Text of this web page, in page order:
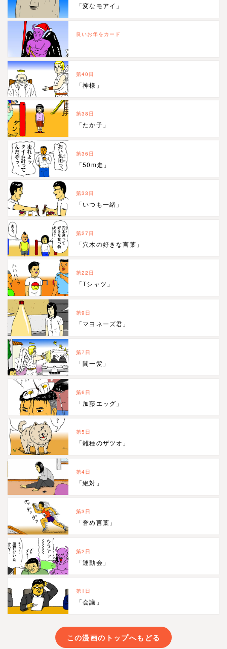
「変なモアイ」
良いお年をカード
第40日
「神様」
第38日
「たか子」
第36日
「50m走」
第33日
「いつも一緒」
第27日
「穴木の好きな言葉」
第22日
「Tシャツ」
第9日
「マヨネーズ君」
第7日
「間一髪」
第6日
「加藤エッグ」
第5日
「雑種のザツオ」
第4日
「絶対」
第3日
「誉め言葉」
第2日
「運動会」
第1日
「会議」
この漫画のトップへもどる